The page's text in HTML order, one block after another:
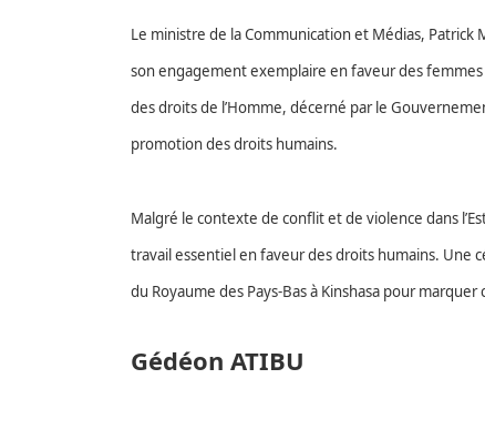
Le ministre de la Communication et Médias,
son engagement exemplaire en faveur des
des droits de l’Homme, décerné par le
promotion des droits humains.
Malgré le contexte de conflit et de violence dans
travail essentiel en faveur des droits humains. Une
du Royaume des Pays-Bas à Kinshasa pour marquer
Gédéon ATIBU